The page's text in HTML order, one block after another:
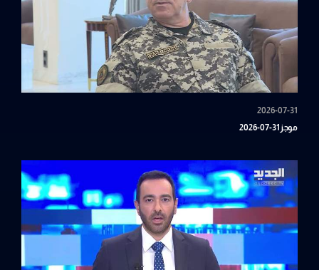
2026-07-31
موجز31-07-2026